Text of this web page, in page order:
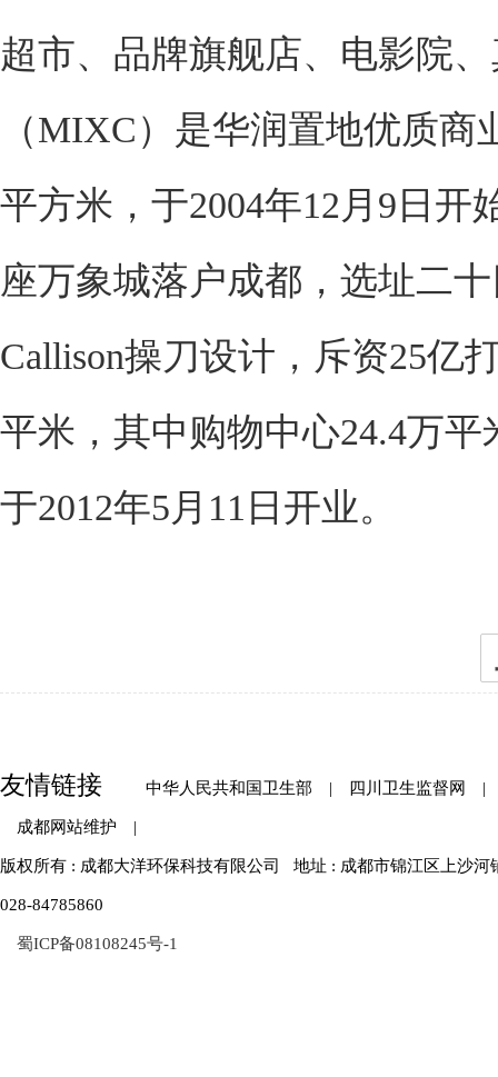
超市、品牌旗舰店、电影院
（MIXC）是华润置地优质
平方米，于2004年12月9日
座万象城落户成都，选址二
Callison操刀设计，斥资25亿
平米，其中购物中心24.4万
于2012年5月11日开业。
友情链接 中华人民共和国卫生部 | 四川卫生监督网 |
成都网站维护 |
版权所有 : 成都大洋环保科技有限公司 地址 : 成都市锦江区上沙河
028-84785860
蜀ICP备08108245号-1